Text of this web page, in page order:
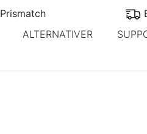
Prismatch
ALTERNATIVER